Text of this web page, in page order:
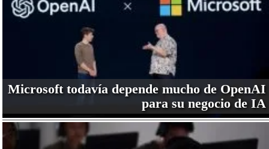
Microsoft todavía depende mucho de OpenAI
para su negocio de IA